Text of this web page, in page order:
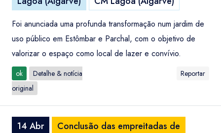
Foi anunciada uma profunda transformação num jardim de
uso público em Estômbar e Parchal, com o objetivo de
valorizar o espaço como local de lazer e convívio.
ok
Detalhe & notícia
original
Reportar
14 Abr
Conclusão das empreitadas de